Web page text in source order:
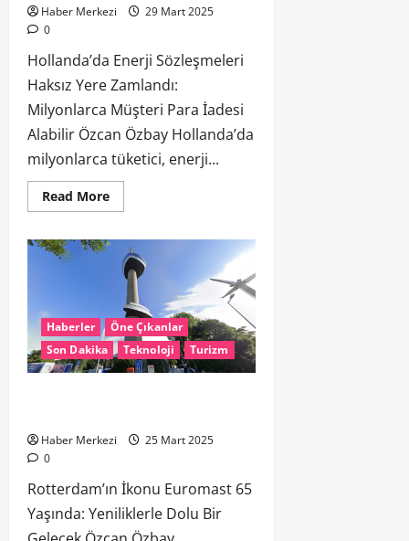
Haber Merkezi
29 Mart 2025
0
Hollanda’da Enerji Sözleşmeleri
Haksız Yere Zamlandı:
Milyonlarca Müşteri Para İadesi
Alabilir Özcan Özbay Hollanda’da
milyonlarca tüketici, enerji...
Read More
Haberler
Öne Çıkanlar
Son Dakika
Teknoloji Turizm
Haber Merkezi
25 Mart 2025
0
Rotterdam’ın İkonu Euromast 65
Yaşında: Yeniliklerle Dolu Bir